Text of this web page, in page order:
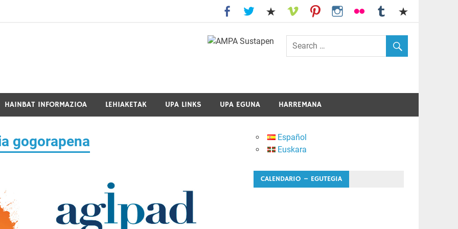
HAINBAT INFORMAZIOA LEHIAKETAK UPA LINKS UPA EGUNA HARREMANA
gogorapena
Español
Euskara
CALENDARIO – EGUTEGIA